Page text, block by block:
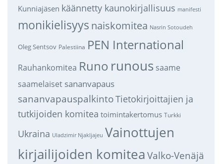
Kunniajäsen käännetty kaunokirjallisuus manifesti
monikielisyys naiskomitea Nasrin Sotoudeh
Oleg Sentsov Palestiina PEN International
Rauhankomitea Runo runous saame
saamelaiset sananvapaus
sananvapauspalkintoTietokirjoittajien ja
tutkijoiden komitea toimintakertomus Turkki
Ukraina Uladzimir Njakljajeu Vainottujen
kirjailijoiden komitea Valko-Venäjä